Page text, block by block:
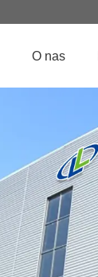
O nas